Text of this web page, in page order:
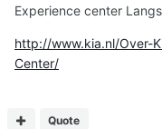
Experience center
http://www.kia.nl/Over-
Center/
Quote